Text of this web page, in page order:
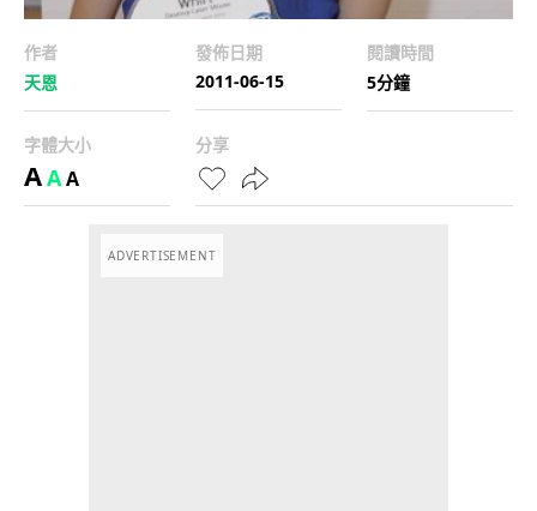
作者
天恩
發佈日期
2011-06-15
閱讀時間
5分鐘
字體大小
AAA
分享
ADVERTISEMENT